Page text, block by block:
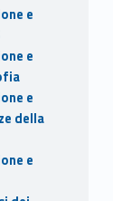
e
e
e
della
e